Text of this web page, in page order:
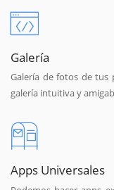
Galería
Galería de fotos de tus
galería intuitiva y
Apps Universales